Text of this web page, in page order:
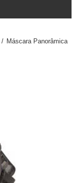
/ Máscara Panorâmica